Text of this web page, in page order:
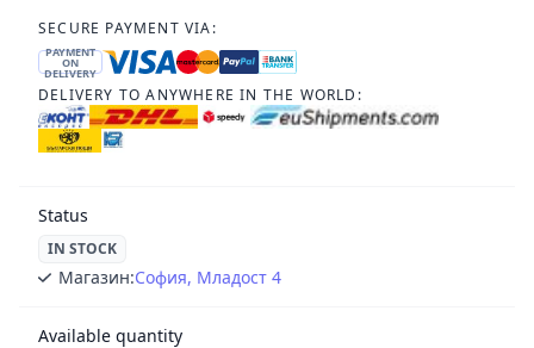
SECURE PAYMENT VIA:
PAYMENT
ON
DELIVERY
DELIVERY TO ANYWHERE IN THE WORLD:
Status
IN STOCK
Магазин:София, Младост 4
Available quantity